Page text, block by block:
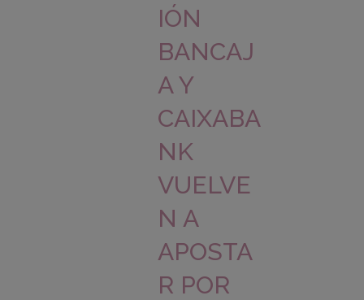
IÓN
BANCAJ
A Y
CAIXABA
NK
VUELVE
N A
APOSTA
R POR